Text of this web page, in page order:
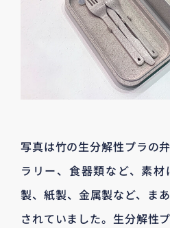
写真は竹の生分解性プラの
ラリー、食器類など、素
製、紙製、金属製など、ま
されていました。生分解性